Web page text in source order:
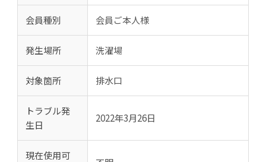
会員種別 会員ご本人様
発生場所 洗濯場
対象箇所 排水口
トラブル発
生日
2022年3月26日
現在使用可